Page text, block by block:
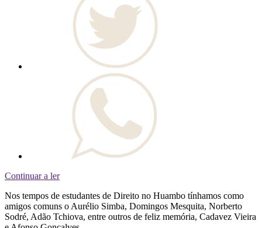
Continuar a ler
Nos tempos de estudantes de Direito no Huambo tínhamos como
amigos comuns o Aurélio Simba, Domingos Mesquita, Norberto
Sodré, Adão Tchiova, entre outros de feliz memória, Cadavez Vieira